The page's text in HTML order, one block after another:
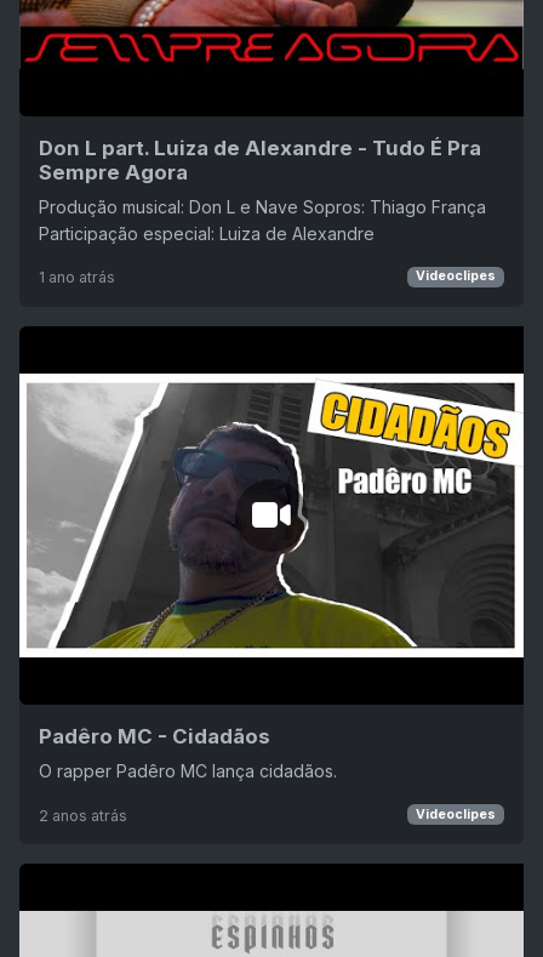
Don L part. Luiza de Alexandre - Tudo É Pra
Sempre Agora
Produção musical: Don L e Nave Sopros: Thiago França
Participação especial: Luiza de Alexandre
1 ano atrás Videoclipes
Padêro MC - Cidadãos
O rapper Padêro MC lança cidadãos.
2 anos atrás Videoclipes